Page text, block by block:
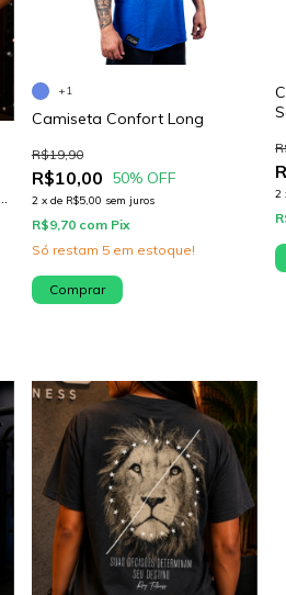
Camiseta Confort Long
R$10,00
R$19,90
50% OFF
2 x de R$5,00 sem juros
R$9,70 com Pix
Só restam 5em estoque!
+1
Comprar
2